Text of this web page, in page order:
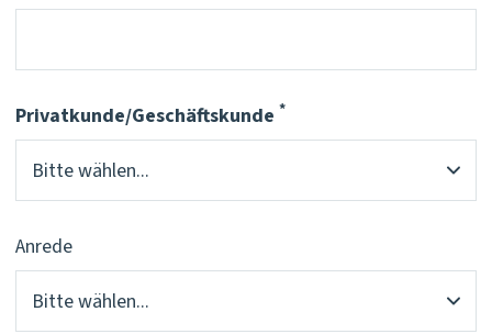
Privatkunde/Geschäftskunde *
Pflichtfeld
Anrede